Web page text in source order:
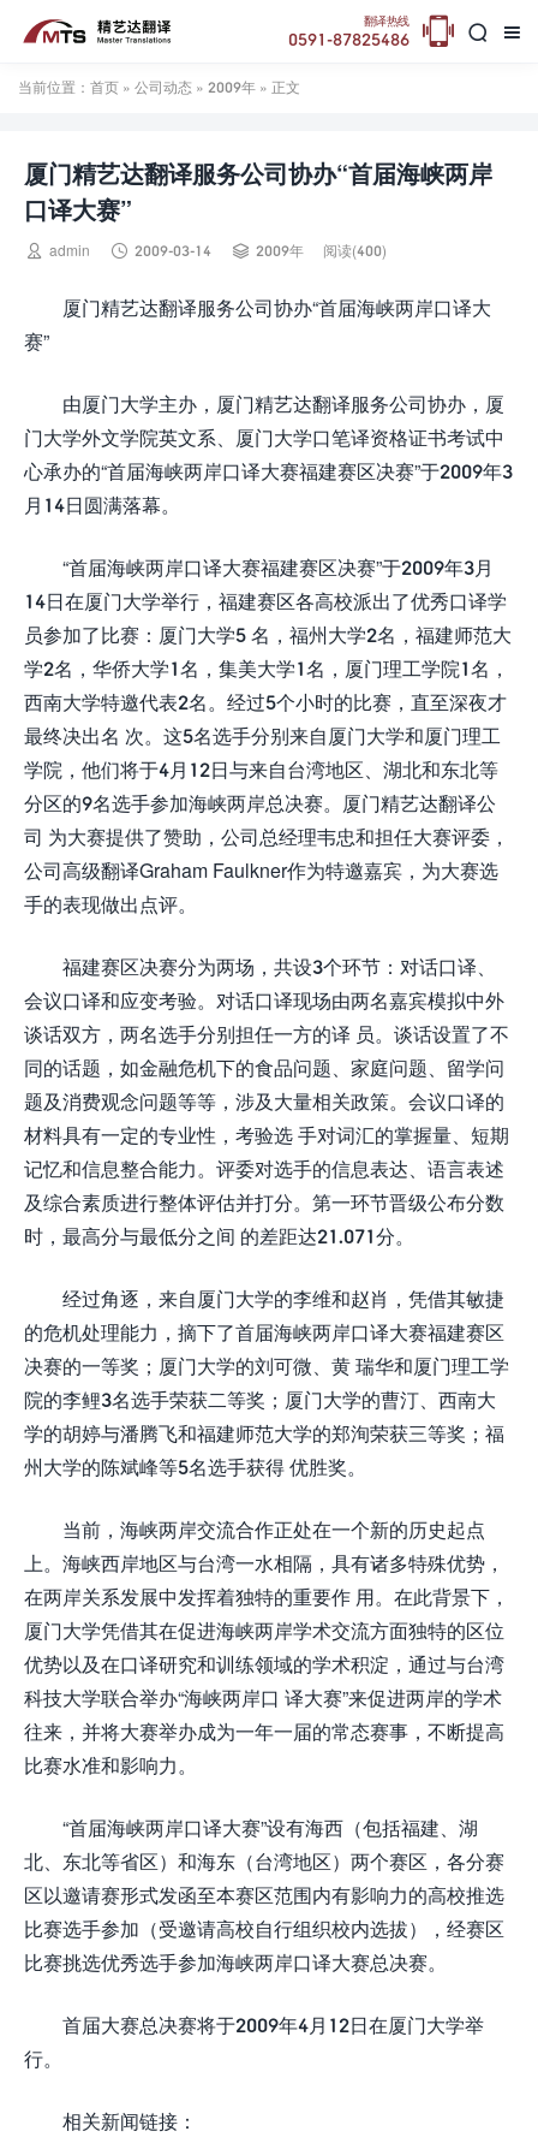


翻译热线
0591-87825486 
当前位置： 首页 » 公司动态 » 2009年 » 正文
厦门精艺达翻译服务公司协办“首届海峡两岸
口译大赛”
 admin  2009-03-14  2009年 阅读(400)
厦门精艺达翻译服务公司协办“首届海峡两岸口译大
赛”
由厦门大学主办，厦门精艺达翻译服务公司协办，厦
门大学外文学院英文系、厦门大学口笔译资格证书考试中
心承办的“首届海峡两岸口译大赛福建赛区决赛”于2009年3
月14日圆满落幕。
“首届海峡两岸口译大赛福建赛区决赛”于2009年3月
14日在厦门大学举行，福建赛区各高校派出了优秀口译学
员参加了比赛：厦门大学5 名，福州大学2名，福建师范大
学2名，华侨大学1名，集美大学1名，厦门理工学院1名，
西南大学特邀代表2名。经过5个小时的比赛，直至深夜才
最终决出名 次。这5名选手分别来自厦门大学和厦门理工
学院，他们将于4月12日与来自台湾地区、湖北和东北等
分区的9名选手参加海峡两岸总决赛。厦门精艺达翻译公
司 为大赛提供了赞助，公司总经理韦忠和担任大赛评委，
公司高级翻译Graham Faulkner作为特邀嘉宾，为大赛选
手的表现做出点评。
福建赛区决赛分为两场，共设3个环节：对话口译、
会议口译和应变考验。对话口译现场由两名嘉宾模拟中外
谈话双方，两名选手分别担任一方的译 员。谈话设置了不
同的话题，如金融危机下的食品问题、家庭问题、留学问
题及消费观念问题等等，涉及大量相关政策。会议口译的
材料具有一定的专业性，考验选 手对词汇的掌握量、短期
记忆和信息整合能力。评委对选手的信息表达、语言表述
及综合素质进行整体评估并打分。第一环节晋级公布分数
时，最高分与最低分之间 的差距达21.071分。
经过角逐，来自厦门大学的李维和赵肖，凭借其敏捷
的危机处理能力，摘下了首届海峡两岸口译大赛福建赛区
决赛的一等奖；厦门大学的刘可微、黄 瑞华和厦门理工学
院的李鲤3名选手荣获二等奖；厦门大学的曹汀、西南大
学的胡婷与潘腾飞和福建师范大学的郑洵荣获三等奖；福
州大学的陈斌峰等5名选手获得 优胜奖。
当前，海峡两岸交流合作正处在一个新的历史起点
上。海峡西岸地区与台湾一水相隔，具有诸多特殊优势，
在两岸关系发展中发挥着独特的重要作 用。在此背景下，
厦门大学凭借其在促进海峡两岸学术交流方面独特的区位
优势以及在口译研究和训练领域的学术积淀，通过与台湾
科技大学联合举办“海峡两岸口 译大赛”来促进两岸的学术
往来，并将大赛举办成为一年一届的常态赛事，不断提高
比赛水准和影响力。
“首届海峡两岸口译大赛”设有海西（包括福建、湖
北、东北等省区）和海东（台湾地区）两个赛区，各分赛
区以邀请赛形式发函至本赛区范围内有影响力的高校推选
比赛选手参加（受邀请高校自行组织校内选拔），经赛区
比赛挑选优秀选手参加海峡两岸口译大赛总决赛。
首届大赛总决赛将于2009年4月12日在厦门大学举
行。
相关新闻链接：